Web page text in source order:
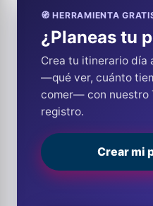
🧭 HERRAMIENTA
¿Planeas tu
Crea tu itinerario día
—qué ver, cuánto
comer— con nuestro
registro.
Crear mi